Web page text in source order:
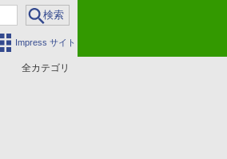
Impress サイト
全カテゴリ